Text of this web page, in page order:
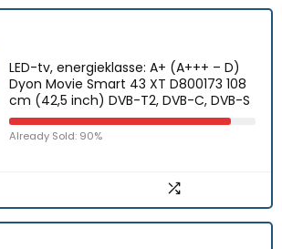
LED-tv, energieklasse: A+ (A+++ – D)
Dyon Movie Smart 43 XT D800173 108
cm (42,5 inch) DVB-T2, DVB-C, DVB-S
Already Sold: 90%